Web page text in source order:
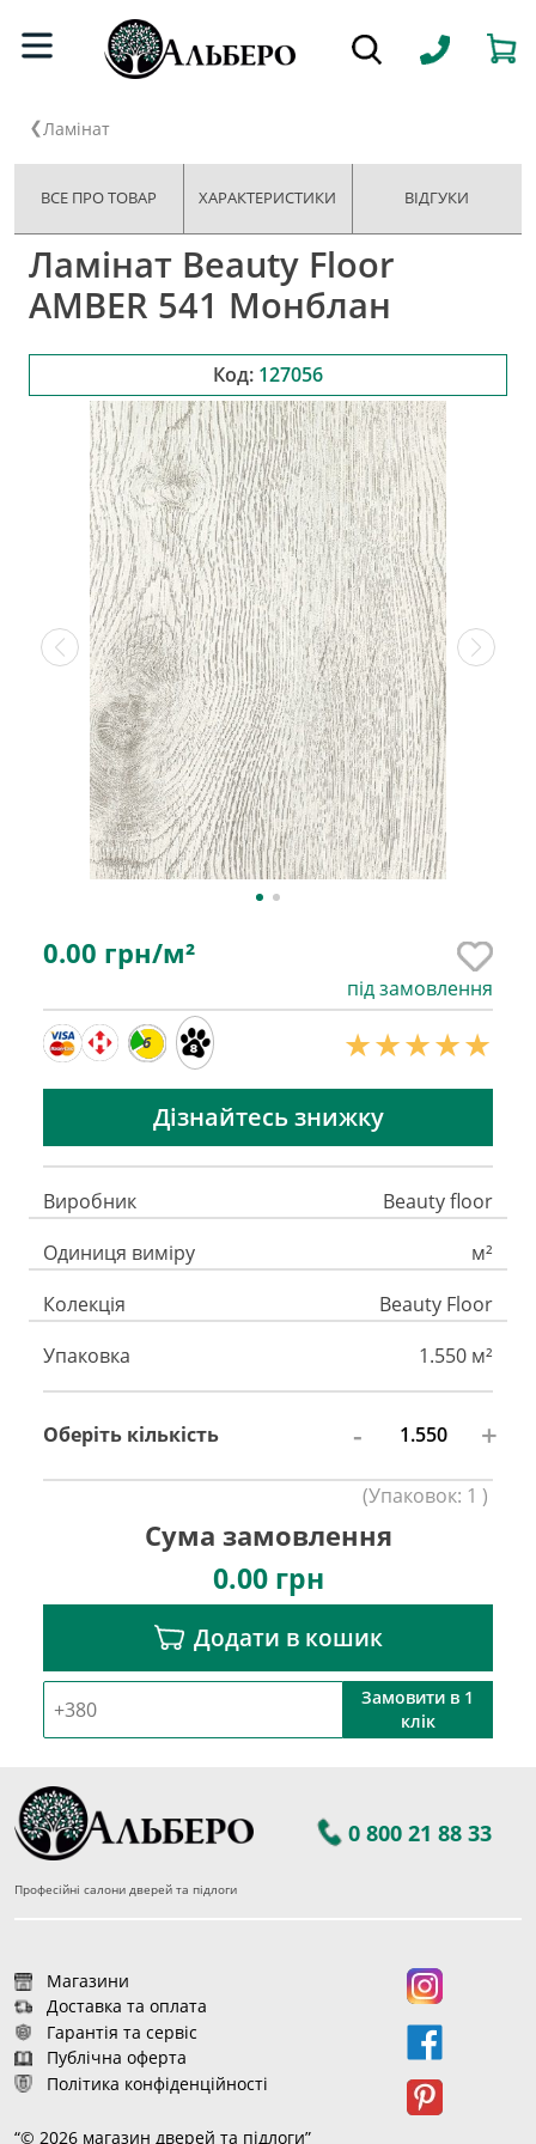
Ламінат
ВСЕ ПРО ТОВАР ХАРАКТЕРИСТИКИ ВІДГУКИ
Ламінат Beauty Floor
AMBER 541 Монблан
Код: 127056
0.00 грн/м²
під замовлення
6
Дізнайтесь знижку
Виробник
Beauty floor
Одиниця виміру
м²
Колекція
Beauty Floor
Упаковка
1.550 м²
Оберіть кількість - +
(Упаковок: 1 )
Сума замовлення
0.00грн
Додати в кошик
Замовити в 1
клік
0 800 21 88 33
Професійні салони дверей та підлоги
Магазини
Доставка та оплата
Гарантія та сервіс
Публічна оферта
Політика конфіденційності
“© 2026 магазин дверей та підлоги”